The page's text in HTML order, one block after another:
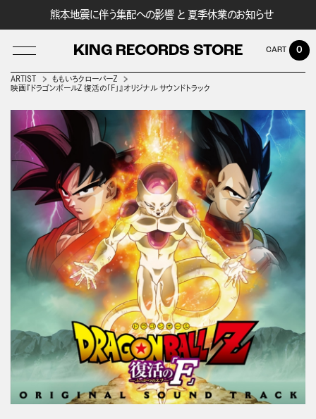
熊本地震に伴う集配への影響 と 夏季休業のお知らせ
KING RECORDS STORE
LOG IN
0
ARTIST
ももいろクローバーＺ
映画『ドラゴンボールZ 復活の「F」』オリジナル サウンドトラック